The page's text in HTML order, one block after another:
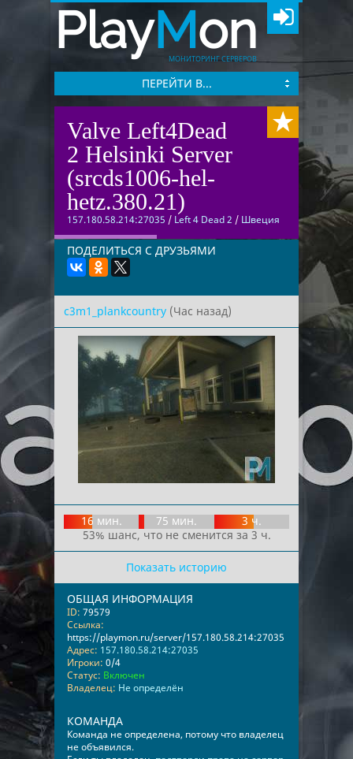
PlayMon
МОНИТОРИНГ СЕРВЕРОВ
ПЕРЕЙТИ В...
Valve Left4Dead
2 Helsinki Server
(srcds1006-hel-
hetz.380.21)
157.180.58.214:27035 / Left 4 Dead 2 / Швеция
ПОДЕЛИТЬСЯ С ДРУЗЬЯМИ
c3m1_plankcountry (Час назад)
16 мин. 75 мин.
3 ч.
53% шанс, что не сменится за 3 ч.
Показать историю
ОБЩАЯ ИНФОРМАЦИЯ
ID: 79579
Ссылка:
https://playmon.ru/server/157.180.58.214:27035
Адрес: 157.180.58.214:27035
Игроки: 0/4
Статус: Включен
Владелец: Не определён
КОМАНДА
Команда не определена, потому что владелец
не объявился.